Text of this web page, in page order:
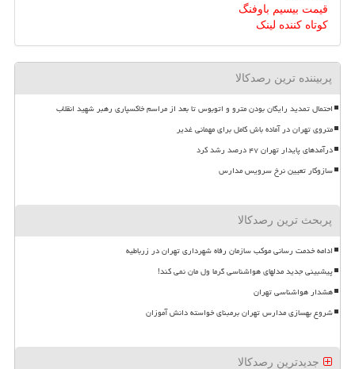
قیمت بیسیم باوفنگ
کوتاه کننده لینک
پربیننده ترین رصدکالا
احتمال تمدید رایگان بودن مترو و اتوبوس تا بعد از مراسم خاکسپاری رهبر شهید انقلاب
متروی تهران در آماده باش کامل برای مهمانی غدیر
درآمدهای پایدار تهران ۴۷ درصد رشد کرد
سازوکار تعیین نرخ سرویس مدارس
پربحث ترین رصدکالا
ادامه خدمت رسانی موکب سازمان رفاه شهرداری تهران در زرباطیه
پیشبینی جدید مدلهای هواشناسی گرما ول مان نمی کند!
هشدار هواشناسی تهران
شروع بهسازی مدارس تهران برمبنای خواسته دانش آموزان
جدیدترین رصدکالا